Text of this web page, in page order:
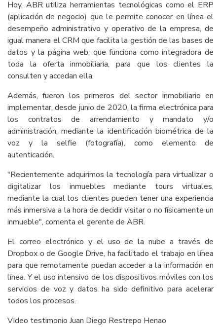
Hoy, ABR utiliza herramientas tecnológicas como el ERP
(aplicación de negocio) que le permite conocer en línea el
desempeño administrativo y operativo de la empresa, de
igual manera el CRM que facilita la gestión de las bases de
datos y la página web, que funciona como integradora de
toda la oferta inmobiliaria, para que los clientes la
consulten y accedan ella.
Además, fueron los primeros del sector inmobiliario en
implementar, desde junio de 2020, la firma electrónica para
los contratos de arrendamiento y mandato y/o
administración, mediante la identificación biométrica de la
voz y la selfie (fotografía), como elemento de
autenticación.
"Recientemente adquirimos la tecnología para virtualizar o
digitalizar los inmuebles mediante tours virtuales,
mediante la cual los clientes pueden tener una experiencia
más inmersiva a la hora de decidir visitar o no físicamente un
inmueble", comenta el gerente de ABR.
El correo electrónico y el uso de la nube a través de
Dropbox o de Google Drive, ha facilitado el trabajo en línea
para que remotamente puedan acceder a la información en
línea. Y el uso intensivo de los dispositivos móviles con los
servicios de voz y datos ha sido definitivo para acelerar
todos los procesos.
VIdeo testimonio Juan Diego Restrepo Henao